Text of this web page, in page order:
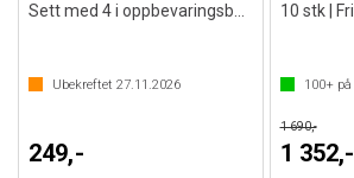
Ubekreftet 27.11.2026
249,-
10 stk |
100+på
1 690,-
1 352,-